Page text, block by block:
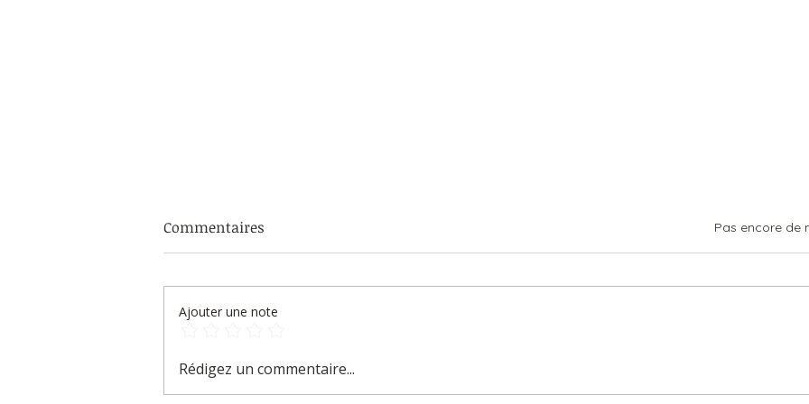
Comment reconnaître un
Commentaires Noté 0 étoile sur 5.Pas encore de
Ajouter une note
Rédigez un commentaire...